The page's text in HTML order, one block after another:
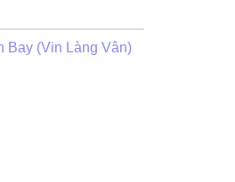
Bay (Vin Làng Vân)